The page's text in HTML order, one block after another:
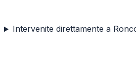
Intervenite direttamente a